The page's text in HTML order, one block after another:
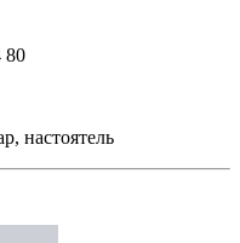
80
настоятель